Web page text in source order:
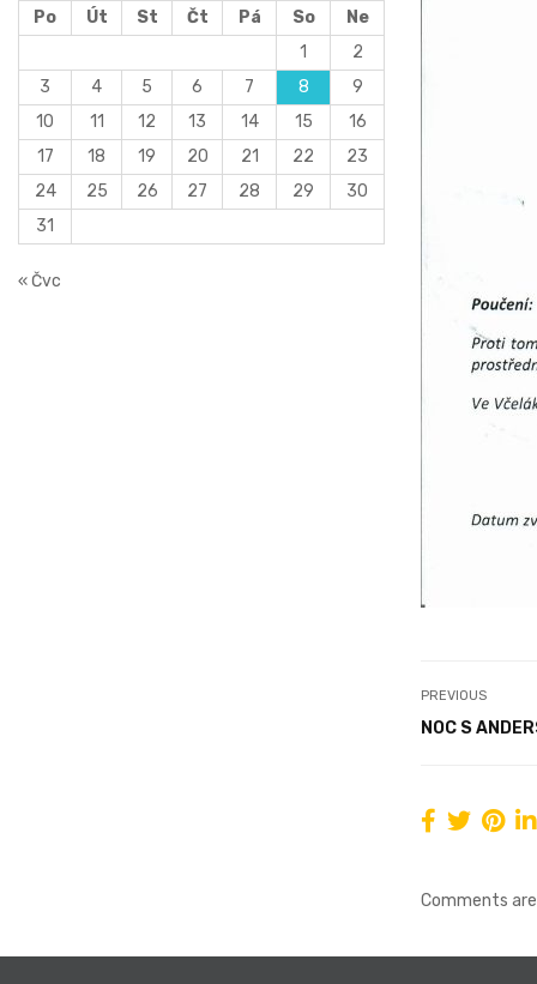
Po Út St Čt Pá So
Ne
1
2
3
4 5 6 7 8
9
10
11 12 13 14 15
16
17
18 19 20 21 22
23
24
25 26 27 28 29
30
31
« Čvc
PREVIOUS
NOC S
Comments